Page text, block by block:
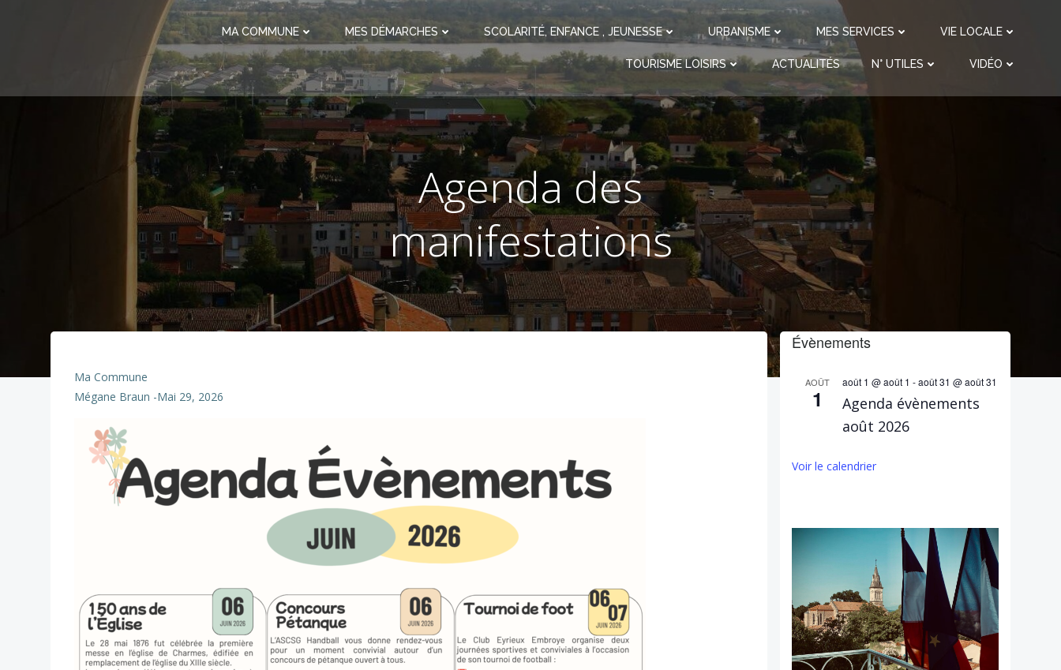
MA COMMUNE MES DÉMARCHES SCOLARITÉ, ENFANCE , JEUNESSE URBANISME MES SERVICES VIE LOCALE
TOURISME LOISIRS ACTUALITÉS N° UTILES VIDÉO
Agenda des
manifestations
Ma Commune
Mégane Braun -Mai 29, 2026
Évènements
AOÛT
1
août 1 @ août 1 -août 31 @ août 31
Agenda évènements
août 2026
Voir le calendrier